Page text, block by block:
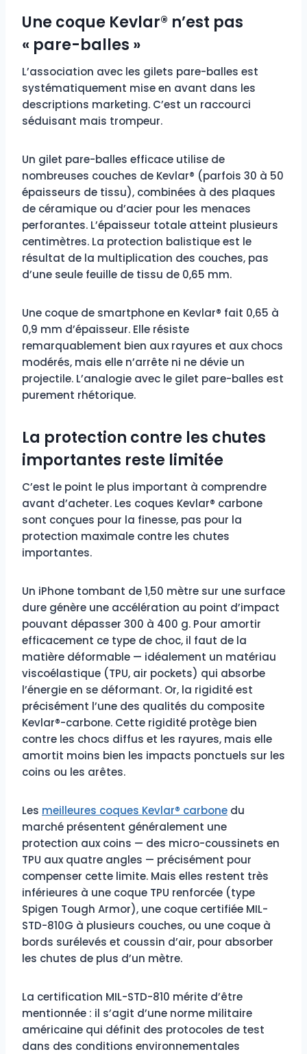
Une coque Kevlar® n’est pas
« pare-balles »
L’association avec les gilets pare-balles est
systématiquement mise en avant dans les
descriptions marketing. C’est un raccourci
séduisant mais trompeur.
Un gilet pare-balles efficace utilise de
nombreuses couches de Kevlar® (parfois 30 à 50
épaisseurs de tissu), combinées à des plaques
de céramique ou d’acier pour les menaces
perforantes. L’épaisseur totale atteint plusieurs
centimètres. La protection balistique est le
résultat de la multiplication des couches, pas
d’une seule feuille de tissu de 0,65 mm.
Une coque de smartphone en Kevlar® fait 0,65 à
0,9 mm d’épaisseur. Elle résiste
remarquablement bien aux rayures et aux chocs
modérés, mais elle n’arrête ni ne dévie un
projectile. L’analogie avec le gilet pare-balles est
purement rhétorique.
La protection contre les chutes
importantes reste limitée
C’est le point le plus important à comprendre
avant d’acheter. Les coques Kevlar® carbone
sont conçues pour la finesse, pas pour la
protection maximale contre les chutes
importantes.
Un iPhone tombant de 1,50 mètre sur une surface
dure génère une accélération au point d’impact
pouvant dépasser 300 à 400 g. Pour amortir
efficacement ce type de choc, il faut de la
matière déformable — idéalement un matériau
viscoélastique (TPU, air pockets) qui absorbe
l’énergie en se déformant. Or, la rigidité est
précisément l’une des qualités du composite
Kevlar®-carbone. Cette rigidité protège bien
contre les chocs diffus et les rayures, mais elle
amortit moins bien les impacts ponctuels sur les
coins ou les arêtes.
Les meilleures coques Kevlar® carbone du
marché présentent généralement une
protection aux coins — des micro-coussinets en
TPU aux quatre angles — précisément pour
compenser cette limite. Mais elles restent très
inférieures à une coque TPU renforcée (type
Spigen Tough Armor), une coque certifiée MIL-
STD-810G à plusieurs couches, ou une coque à
bords surélevés et coussin d’air, pour absorber
les chutes de plus d’un mètre.
La certification MIL-STD-810 mérite d’être
mentionnée : il s’agit d’une norme militaire
américaine qui définit des protocoles de test
dans des conditions environnementales